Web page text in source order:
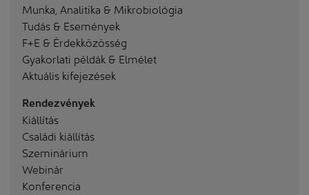
Munka, Analitika & Mikrobiológia
Tudás & Események
F+E & Érdekközösség
Gyakorlati példák & Elmélet
Aktuális kifejezések
Rendezvények
Kiállítás
Családi kiállítás
Szeminárium
Webinár
Konferencia